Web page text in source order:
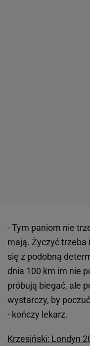
- Tym paniom nie
mają. Życzyć trzeba
się z podobną
dnia 100 km im nie
próbują biegać, ale
wystarczy, by
- kończy lekarz.
Krzesiński: Londyn